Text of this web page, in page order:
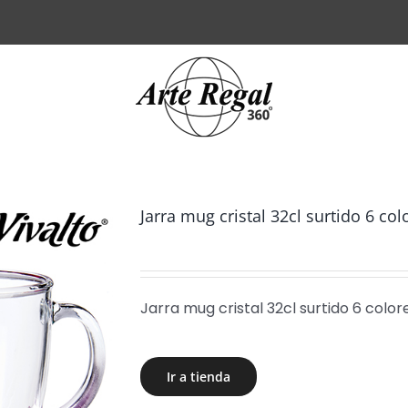
Jarra mug cristal 32cl surtido 6
Jarra mug cristal 32cl surtido 6
Ir a tienda